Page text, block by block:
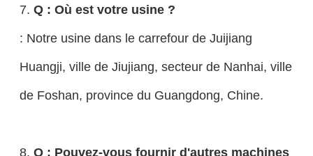
7. Q : Où est votre usine ?
: Notre usine dans le carrefour de Juijiang
Huangji, ville de Jiujiang, secteur de Nanhai, ville
de Foshan, province du Guangdong, Chine.
8. Q : Pouvez-vous fournir d'autres machines